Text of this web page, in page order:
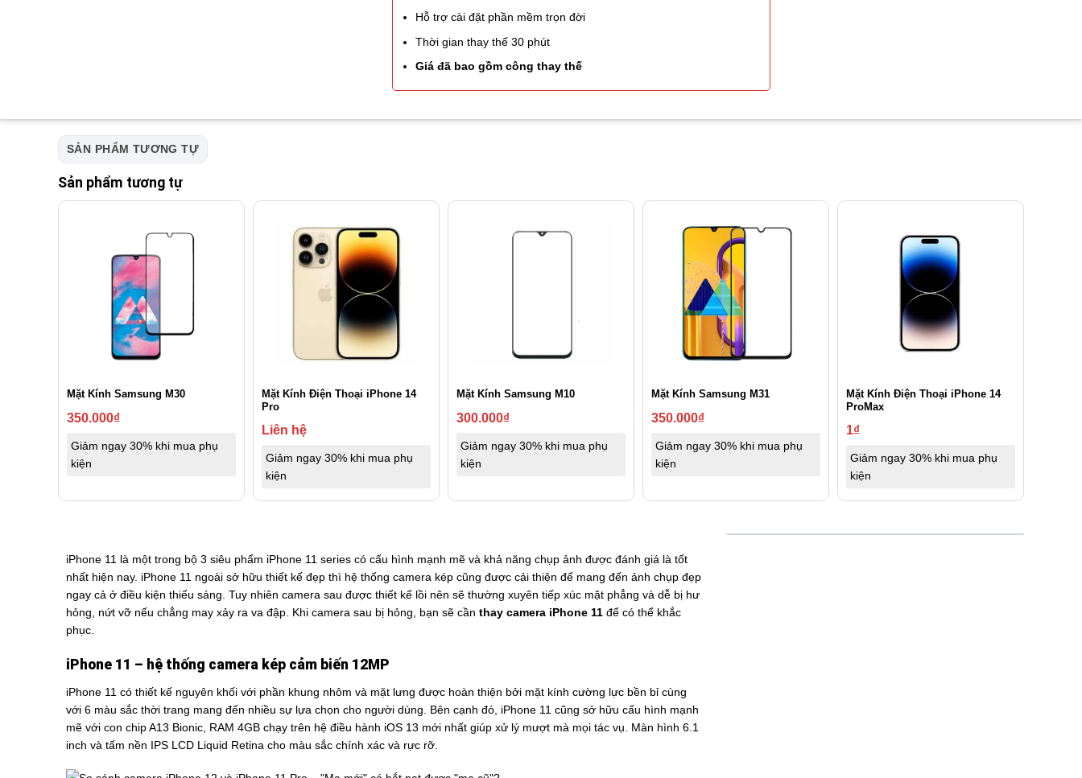
Hỗ trợ cài đặt phần mềm trọn đời
Thời gian thay thế 30 phút
Giá đã bao gồm công thay thế
SẢN PHẨM TƯƠNG TỰ
Sản phẩm tương tự
Mặt Kính Samsung M30
350.000₫
Giảm ngay 30% khi mua phụ
kiện
Mặt Kính Điện Thoại iPhone 14
Pro
Liên hệ
Giảm ngay 30% khi mua phụ
kiện
Mặt Kính Samsung M10
300.000₫
Giảm ngay 30% khi mua phụ
kiện
Mặt Kính Samsung M31
350.000₫
Giảm ngay 30% khi mua phụ
kiện
Mặt Kính Điện Thoại iPhone 14
ProMax
1₫
Giảm ngay 30% khi mua phụ
kiện
iPhone 11 là một trong bộ 3 siêu phẩm iPhone 11 series có cấu hình mạnh mẽ và khả năng chụp ảnh được đánh giá là tốt
nhất hiện nay. iPhone 11 ngoài sở hữu thiết kế đẹp thì hệ thống camera kép cũng được cải thiện để mang đến ảnh chụp đẹp
ngay cả ở điều kiện thiếu sáng. Tuy nhiên camera sau được thiết kế lồi nên sẽ thường xuyên tiếp xúc mặt phẳng và dễ bị hư
hỏng, nứt vỡ nếu chẳng may xảy ra va đập. Khi camera sau bị hỏng, bạn sẽ cần thay camera iPhone 11 để có thể khắc
phục.
iPhone 11 – hệ thống camera kép cảm biến 12MP
iPhone 11 có thiết kế nguyên khối với phần khung nhôm và mặt lưng được hoàn thiện bởi mặt kính cường lực bền bỉ cùng
với 6 màu sắc thời trang mang đến nhiều sự lựa chọn cho người dùng. Bên cạnh đó, iPhone 11 cũng sở hữu cấu hình mạnh
mẽ với con chip A13 Bionic, RAM 4GB chạy trên hệ điều hành iOS 13 mới nhất giúp xử lý mượt mà mọi tác vụ. Màn hình 6.1
inch và tấm nền IPS LCD Liquid Retina cho màu sắc chính xác và rực rỡ.